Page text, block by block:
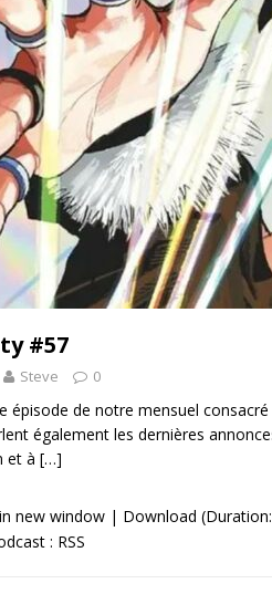
#57
Steve 0
épisode de notre mensuel
également les dernières
et à […]
new window | Download
: RSS